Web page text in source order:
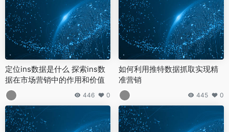
定位ins数据是什么 探索ins数
据在市场营销中的作用和价值
446 0
如何利用推特数据抓取实现精
准营销
445 0